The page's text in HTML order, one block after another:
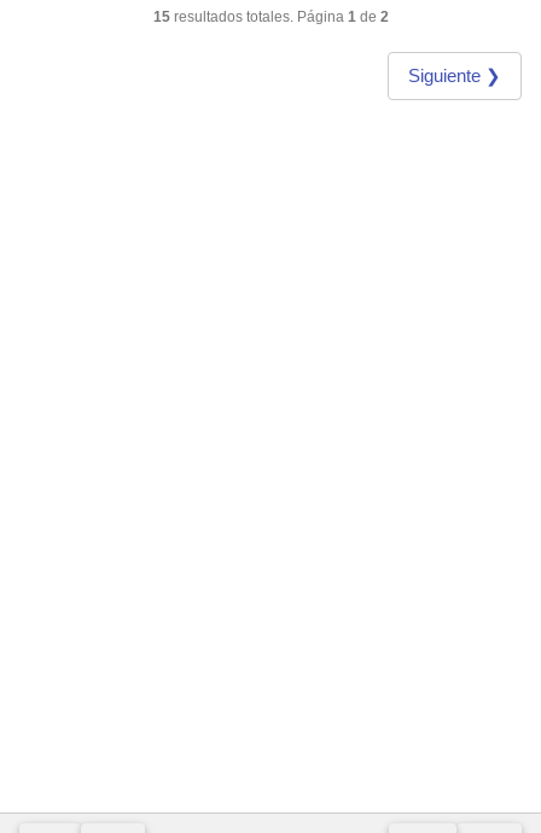
15resultados totales. Página 1de 2
Siguiente ❯